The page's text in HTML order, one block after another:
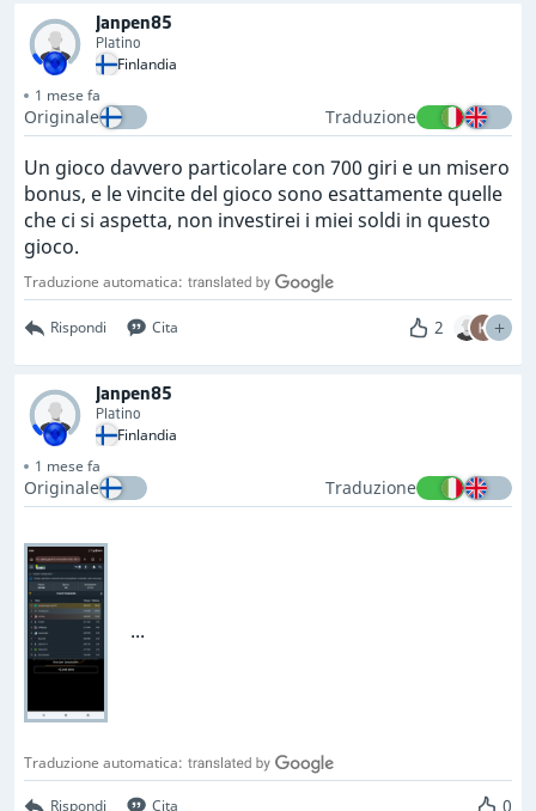
Janpen85
Platino
Finlandia
1 mese fa
Originale Traduzione
Un gioco davvero particolare con 700 giri e un misero
bonus, e le vincite del gioco sono esattamente quelle
che ci si aspetta, non investirei i miei soldi in questo
gioco.
Traduzione automatica:
Rispondi Cita 2
Janpen85
Platino
Finlandia
1 mese fa
Originale Traduzione
...
Traduzione automatica:
Rispondi Cita 0